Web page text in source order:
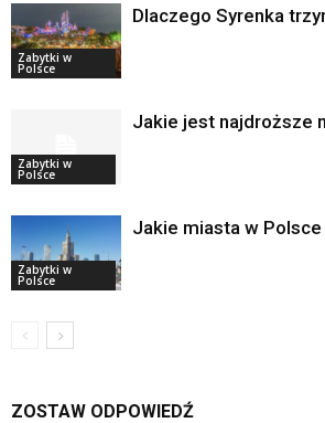
Zabytki w
Polsce
Dlaczego Syrenka
Zabytki w
Polsce
Jakie jest najdroższe
Zabytki w
Polsce
Jakie miasta w Polsce
ZOSTAW ODPOWIEDŹ